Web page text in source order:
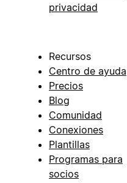
privacidad
Recursos
Centro de ayuda
Precios
Blog
Comunidad
Conexiones
Plantillas
Programas para
socios